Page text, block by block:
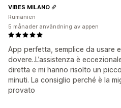
App perfetta, semplice da usare
dovere..L’assistenza è
diretta e mi hanno risolto un
minuti. La consiglio perché è la
provato
VIBES MILANO
Rumänien
5 månader användning av appen